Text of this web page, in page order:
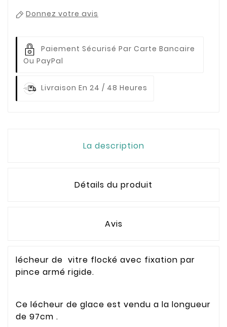
Donnez votre avis
Paiement Sécurisé Par Carte Bancaire
Ou PayPal
Livraison En 24 / 48 Heures
La description
Détails du produit
Avis
lécheur de vitre flocké avec fixation par
pince armé rigide.
Ce lécheur de glace est vendu a la longueur
de 97cm .